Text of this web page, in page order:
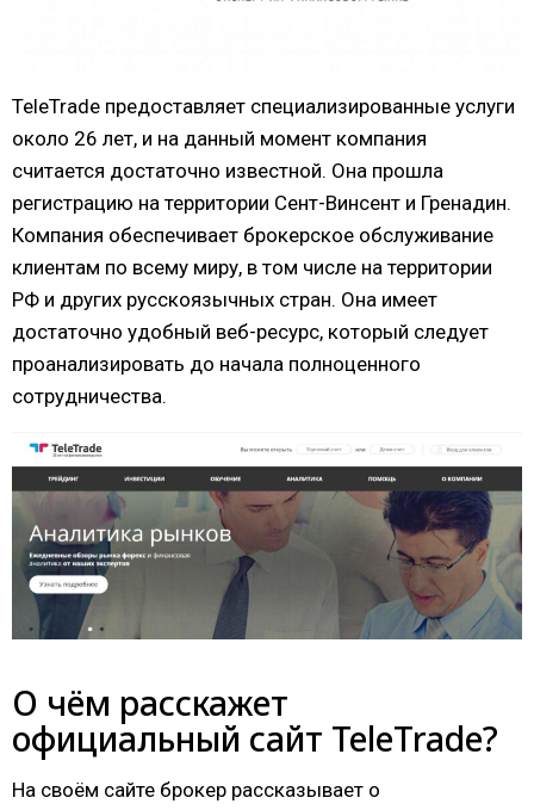
TeleTrade предоставляет специализированные услуги
около 26 лет, и на данный момент компания
считается достаточно известной. Она прошла
регистрацию на территории Сент-Винсент и Гренадин.
Компания обеспечивает брокерское обслуживание
клиентам по всему миру, в том числе на территории
РФ и других русскоязычных стран. Она имеет
достаточно удобный веб-ресурс, который следует
проанализировать до начала полноценного
сотрудничества.
О чём расскажет
официальный сайт TeleTrade?
На своём сайте брокер рассказывает о